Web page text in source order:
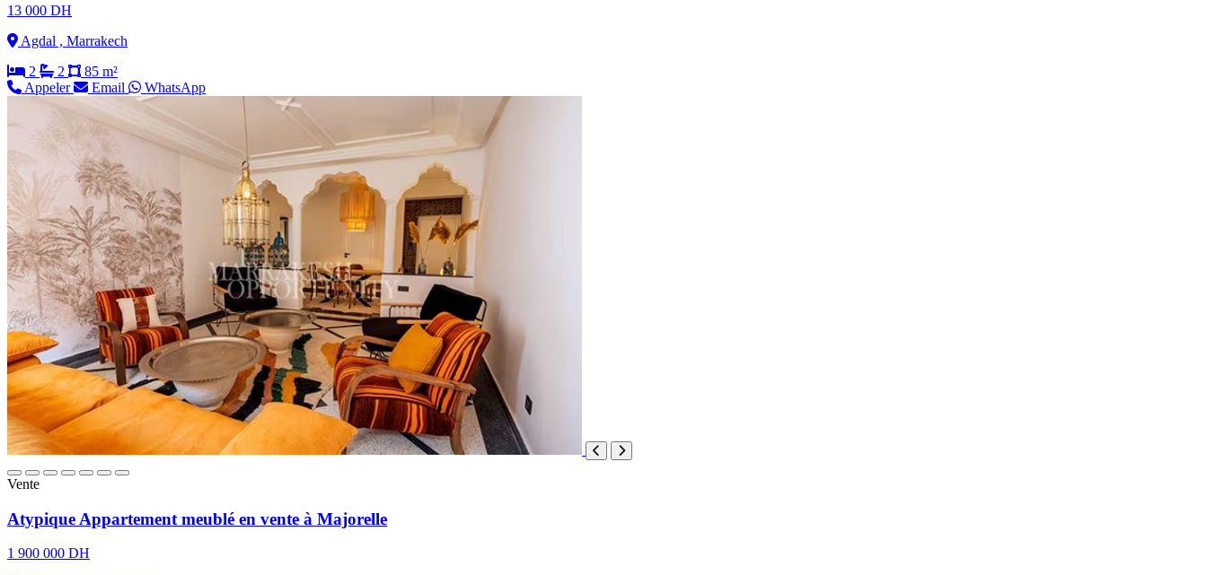
13 000 DH
Agdal , Marrakech
2
2
85 m²
Appeler
Email WhatsApp
Vente
Atypique Appartement meublé en vente à Majorelle
1 900 000 DH